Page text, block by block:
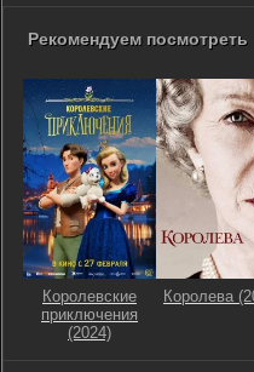
Рекомендуем посмотреть
Королевские
приключения
(2024)
Королева